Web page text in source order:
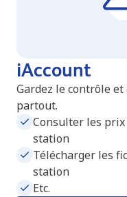
iAccount
Gardez le contrôle
partout.
Consulter les
station
Télécharger les
station
Etc.